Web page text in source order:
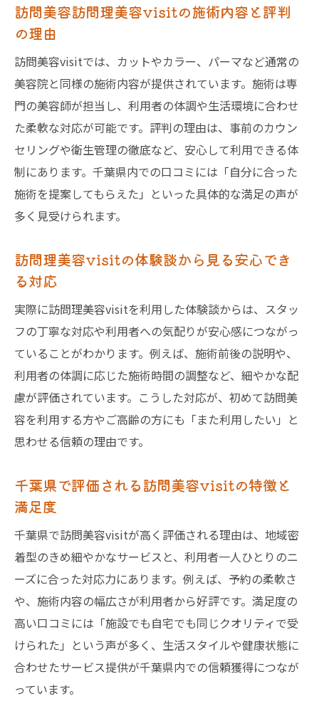
訪問美容訪問理美容visitの施術内容と評判
の理由
訪問美容visitでは、カットやカラー、パーマなど通常の
美容院と同様の施術内容が提供されています。施術は専
門の美容師が担当し、利用者の体調や生活環境に合わせ
た柔軟な対応が可能です。評判の理由は、事前のカウン
セリングや衛生管理の徹底など、安心して利用できる体
制にあります。千葉県内での口コミには「自分に合った
施術を提案してもらえた」といった具体的な満足の声が
多く見受けられます。
訪問理美容visitの体験談から見る安心でき
る対応
実際に訪問理美容visitを利用した体験談からは、スタッ
フの丁寧な対応や利用者への気配りが安心感につながっ
ていることがわかります。例えば、施術前後の説明や、
利用者の体調に応じた施術時間の調整など、細やかな配
慮が評価されています。こうした対応が、初めて訪問美
容を利用する方やご高齢の方にも「また利用したい」と
思わせる信頼の理由です。
千葉県で評価される訪問美容visitの特徴と
満足度
千葉県で訪問美容visitが高く評価される理由は、地域密
着型のきめ細やかなサービスと、利用者一人ひとりのニ
ーズに合った対応力にあります。例えば、予約の柔軟さ
や、施術内容の幅広さが利用者から好評です。満足度の
高い口コミには「施設でも自宅でも同じクオリティで受
けられた」という声が多く、生活スタイルや健康状態に
合わせたサービス提供が千葉県内での信頼獲得につなが
っています。